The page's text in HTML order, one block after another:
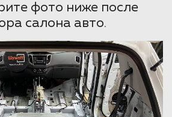
фото ниже после
салона авто.